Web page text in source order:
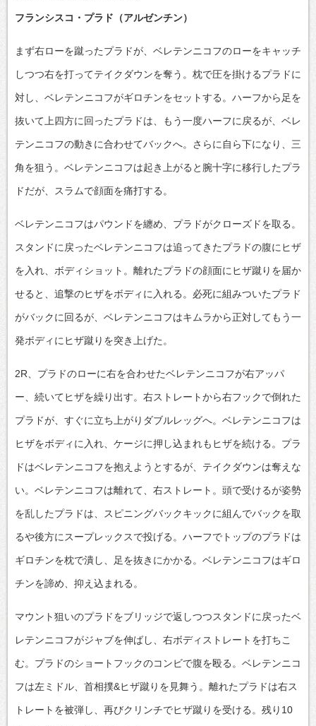
フランシスコ・プラド（アルゼンチン）
まず右ローを蹴ったプラドが、ベレテンニコフのローをキャッチ
しつつ右を打ってテイクダウンを奪う。枕で圧を掛けるプラドに
対し、ベレテンニコフがギロチンをセットする。ハーフから足を
抜いて上四方に回ったプラドは、もう一度ハーフに戻るが、ベレ
テンニコフの動きに合わせてバックへ。さらに自ら下になり、三
角を狙う。ベレテンニコフは起き上がると腕十字に移行したプラ
ドだが、スラムで顔面を痛打する。
ベレテンニコフはパウンドを纏め、プラドがクローズドを取る。
スタンドに戻ったベレテンニコフは追ってきたプラドの腹にヒザ
を入れ、ボディショット。離れたプラドの顔面にヒザ蹴りを届か
せると、追撃のヒザをボディに入れる。必死に組みついたプラド
がバックに回るが、ベレテンニコフはキムラから正対してもう一
発ボディにヒザ蹴りを突き上げた。
2R、プラドのローに右を合わせたベレテンニコフが右アッパ
ー、続いてヒザを繰り出す。右ストレートから右フックで倒れた
プラドが、すぐに立ち上がりダブルレッグへ。ベレテンニコフは
ヒザをボディに入れ、ケージに押し込まれもヒザを続ける。プラ
ドはベレテンニコフを抱えようとするが、テイクダウンは奪えな
い。ベレテンニコフは離れて、右ストレート。頭で受けるが姿勢
を乱したプラドは、スピニングバックキックに組んでバックを取
るや後方にスープレックスで投げる。ハーフでトップのプラドは
ギロチンを枕で潰し、足を抜きにかかる。ベレテンニコフはギロ
チンを諦め、抑え込まれる。
マウント狙いのプラドをブリッジで返しつつスタンドに戻ったベ
レテンニコフがジャブを伸ばし、右ボディストレートを打ちこ
む。プラドのショートフックのコンビで腹を殴る。ベレテンニコ
フは左ミドル、首相撲&ヒザ蹴りを見舞う。離れたプラドは右ス
トレートを被弾し、再びクリンチでヒザ蹴りを受ける。残り10